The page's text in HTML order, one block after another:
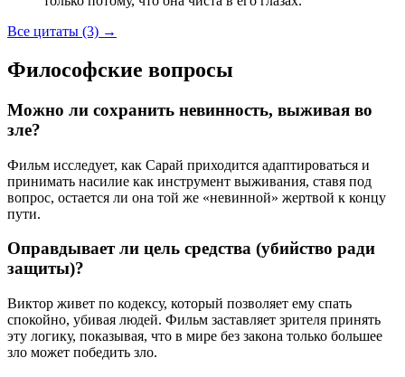
Все цитаты (3) →
Философские вопросы
Можно ли сохранить невинность, выживая во
зле?
Фильм исследует, как Сарай приходится адаптироваться и
принимать насилие как инструмент выживания, ставя под
вопрос, остается ли она той же «невинной» жертвой к концу
пути.
Оправдывает ли цель средства (убийство ради
защиты)?
Виктор живет по кодексу, который позволяет ему спать
спокойно, убивая людей. Фильм заставляет зрителя принять
эту логику, показывая, что в мире без закона только большее
зло может победить зло.